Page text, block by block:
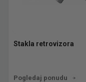
Stakla retrovizora
Pogledaj ponudu